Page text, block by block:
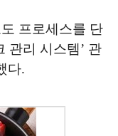
프로세스를 단
관리 시스템’ 관
다.